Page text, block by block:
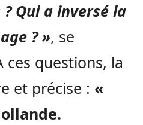
Qui a inversé la
? », se
ces questions, la
et précise : «